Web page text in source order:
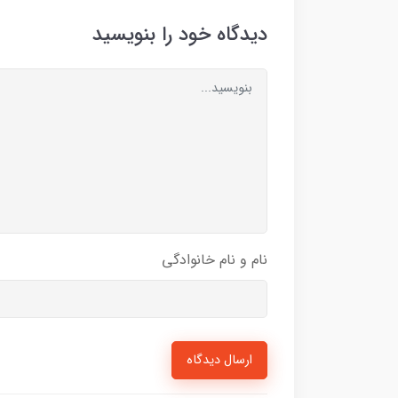
دیدگاه خود را بنویسید
نام و نام خانوادگی
ارسال دیدگاه